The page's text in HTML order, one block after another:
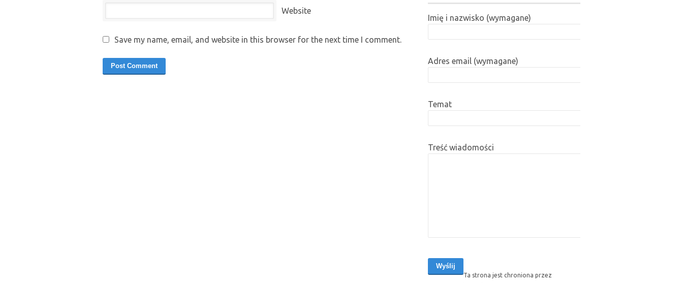
Website
Save my name, email, and website in this browser for the next time I comment.
Imię i nazwisko (wymagane)
Adres email (wymagane)
Temat
Treść wiadomości
Ta strona jest chroniona przez